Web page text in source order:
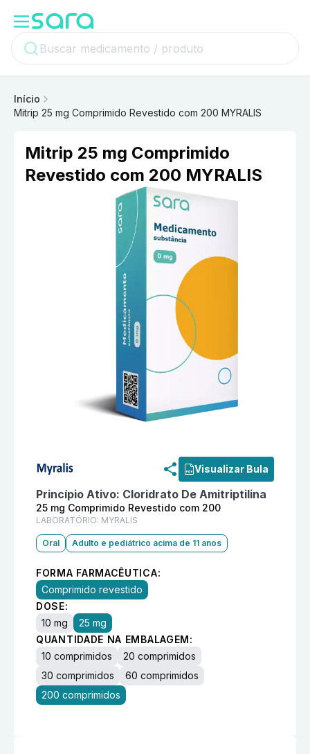
Início
Mitrip 25 mg Comprimido Revestido com 200 MYRALIS
Mitrip 25 mg Comprimido
Revestido com 200 MYRALIS
Visualizar Bula
Princípio Ativo: Cloridrato De Amitriptilina
25 mg Comprimido Revestido com 200
LABORATÓRIO: MYRALIS
Oral Adulto e pediátrico acima de 11 anos
FORMA FARMACÊUTICA:
Comprimido revestido
DOSE:
10 mg
25 mg
QUANTIDADE NA EMBALAGEM:
10 comprimidos
20 comprimidos
30 comprimidos
60 comprimidos
200 comprimidos